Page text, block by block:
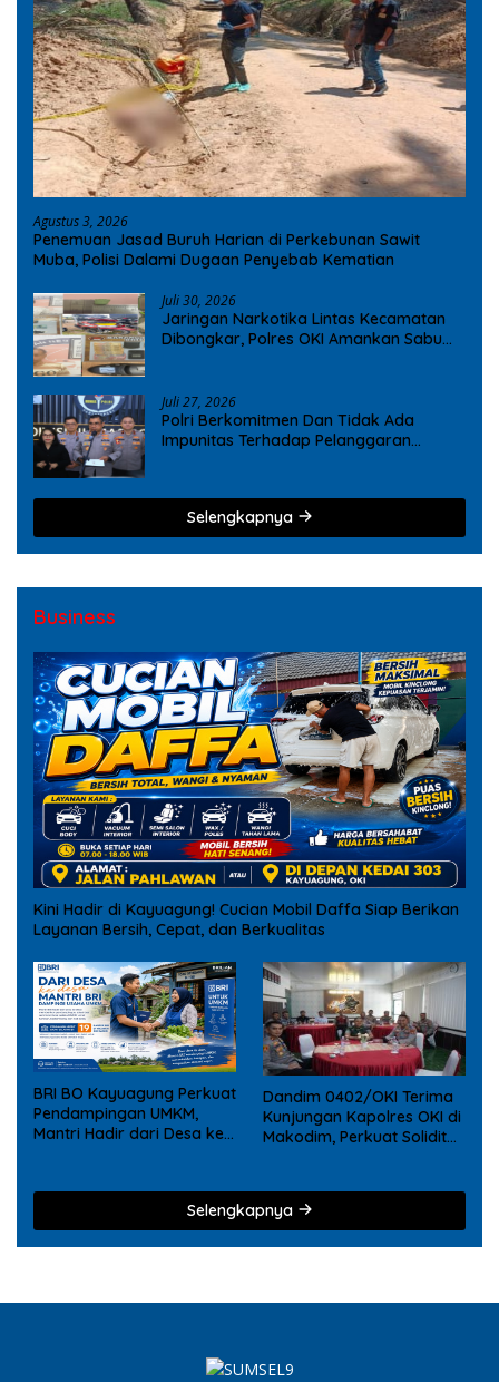
Agustus 3, 2026
Penemuan Jasad Buruh Harian di Perkebunan Sawit
Muba, Polisi Dalami Dugaan Penyebab Kematian
Juli 30, 2026
Jaringan Narkotika Lintas Kecamatan
Dibongkar, Polres OKI Amankan Sabu
Juli 27, 2026
Polri Berkomitmen Dan Tidak Ada
Impunitas Terhadap Pelanggaran
Selengkapnya
Business
Kini Hadir di Kayuagung! Cucian Mobil Daffa Siap Berikan
Layanan Bersih, Cepat, dan Berkualitas
BRI BO Kayuagung Perkuat
Pendampingan UMKM,
Mantri Hadir dari Desa ke
Dandim 0402/OKI Terima
Kunjungan Kapolres OKI di
Makodim, Perkuat Soliditas
Selengkapnya